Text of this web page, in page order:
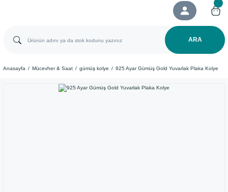
ARA
Anasayfa Mücevher & Saat gümüş kolye 925 Ayar Gümüş Gold Yuvarlak Plaka Kolye